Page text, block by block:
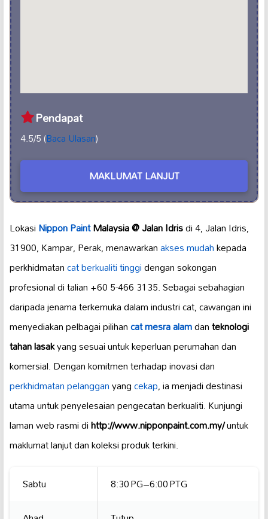
Pendapat
4.5/5 (Baca Ulasan)
MAKLUMAT LANJUT
LokasiNippon PaintMalaysia @ Jalan Idrisdi 4, Jalan Idris,
31900, Kampar, Perak, menawarkanakses mudahkepada
perkhidmatancat berkualiti tinggidengan sokongan
profesional di talian +60 5-466 3135. Sebagai sebahagian
daripada jenama terkemuka dalam industri cat, cawangan ini
menyediakan pelbagai pilihancat mesra alamdanteknologi
tahan lasakyang sesuai untuk keperluan perumahan dan
komersial. Dengan komitmen terhadap inovasi dan
perkhidmatan pelangganyangcekap, ia menjadi destinasi
utama untuk penyelesaian pengecatan berkualiti. Kunjungi
laman web rasmi dihttp://www.nipponpaint.com.my/untuk
maklumat lanjut dan koleksi produk terkini.
Sabtu
8:30 PG–6:00 PTG